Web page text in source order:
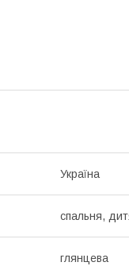
Україна
спальня,
глянцева